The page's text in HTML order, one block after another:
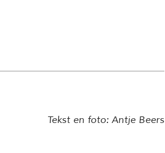
Tekst en foto: Antje Beers